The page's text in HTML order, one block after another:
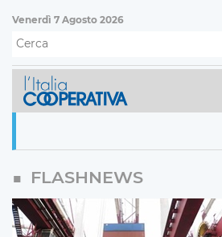
Venerdì 7 Agosto 2026
FLASHNEWS